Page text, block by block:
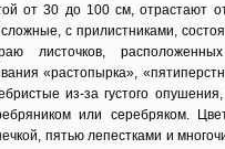
от 30 до 100 см, отрастают
с прилистниками,
листочков,
«растопырка»,
из-за густого
или серебряком.
пятью лепестками и